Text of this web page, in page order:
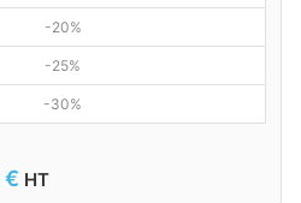
-20%
-25%
-30%
€ HT